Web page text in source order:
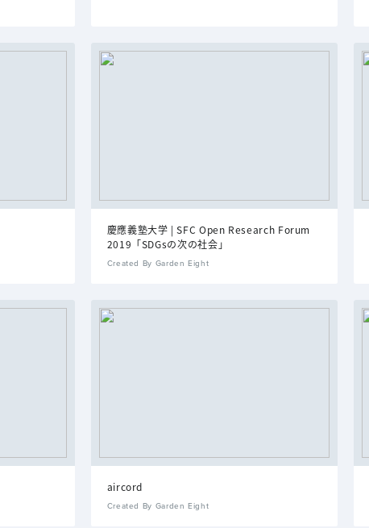
慶應義塾大学 | SFC Open Research Forum
2019「SDGsの次の社会」
Created By Garden Eight
aircord
Created By Garden Eight